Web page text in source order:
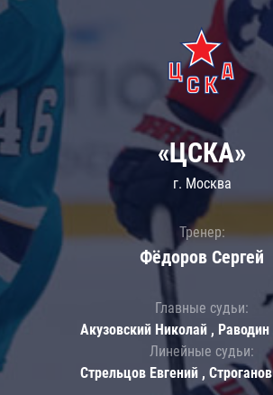
«ЦСКА»
г. Москва
Тренер:
Фёдоров Сергей
Главные судьи:
Акузовский Николай ,
Линейные судьи:
Стрельцов Евгений ,